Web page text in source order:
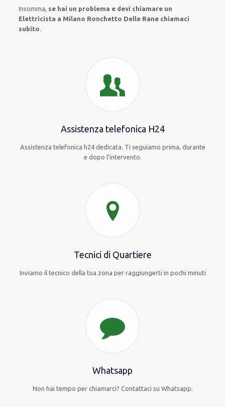
Insomma, se hai un problema e devi chiamare un
Elettricista a Milano Ronchetto Delle Rane chiamaci
subito.
Assistenza telefonica H24
Assistenza telefonica h24 dedicata. Ti seguiamo prima, durante
e dopo l’intervento.
Tecnici di Quartiere
Inviamo il tecnico della tua zona per raggiungerti in pochi minuti
Whatsapp
Non hai tempo per chiamarci? Contattaci su Whatsapp.